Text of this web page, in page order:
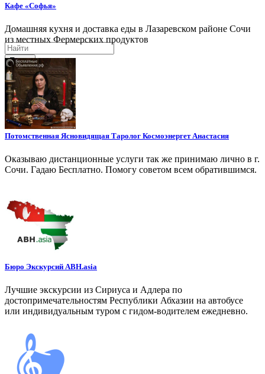
Поиск
Кафе «Софья»
Домашняя кухня и доставка еды в Лазаревском районе Сочи
из местных Фермерских продуктов
Потомственная Ясновидящая Таролог Космоэнергет Анастасия
Оказываю дистанционные услуги так же принимаю лично в г.
Сочи. Гадаю Бесплатно. Помогу советом всем обратившимся.
Бюро Экскурсий ABH.asia
Лучшие экскурсии из Сириуса и Адлера по
достопримечательностям Республики Абхазии на автобусе
или индивидуальным туром с гидом-водителем ежедневно.